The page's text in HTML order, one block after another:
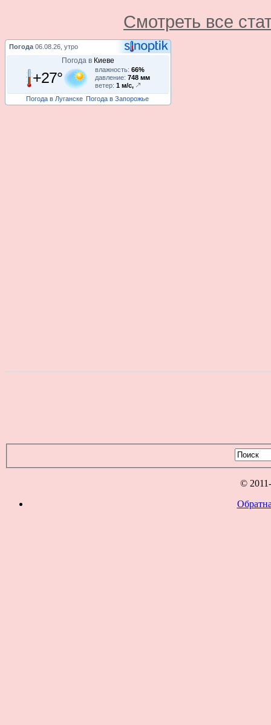
Смотреть все
Погода 06.08.26, утро
Погода в Киеве
+27° влажность: 66%
давление: 748 мм
ветер: 1 м/с,
Погода в Луганске Погода в Запорожье
©